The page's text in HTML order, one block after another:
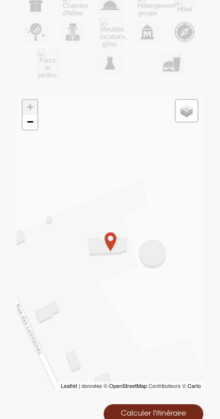
+
−
Leaflet | données ©OpenStreetMapContributeurs ©Carto
Calculer l'itinéraire